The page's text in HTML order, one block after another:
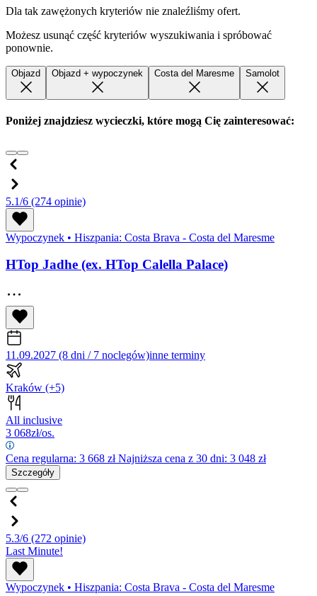
Dla tak zawężonych kryteriów nie znaleźliśmy ofert.
Możesz usunąć część kryteriów wyszukiwania i spróbować
ponownie.
Objazd Objazd + wypoczynek Costa del Maresme Samolot
Poniżej znajdziesz wycieczki, które mogą Cię zainteresować:
5.1/6 (274 opinie)
Wypoczynek • Hiszpania: Costa Brava - Costa del Maresme
HTop Jadhe (ex. HTop Calella Palace)
11.09.2027 (8 dni / 7 noclegów)inne terminy
Kraków (+5)
All inclusive
3 068zł/os.
Cena regularna: 3 668 złNajniższa cena z 30 dni: 3 048 zł
Szczegóły
5.3/6 (272 opinie)
Last Minute!
Wypoczynek • Hiszpania: Costa Brava - Costa del Maresme